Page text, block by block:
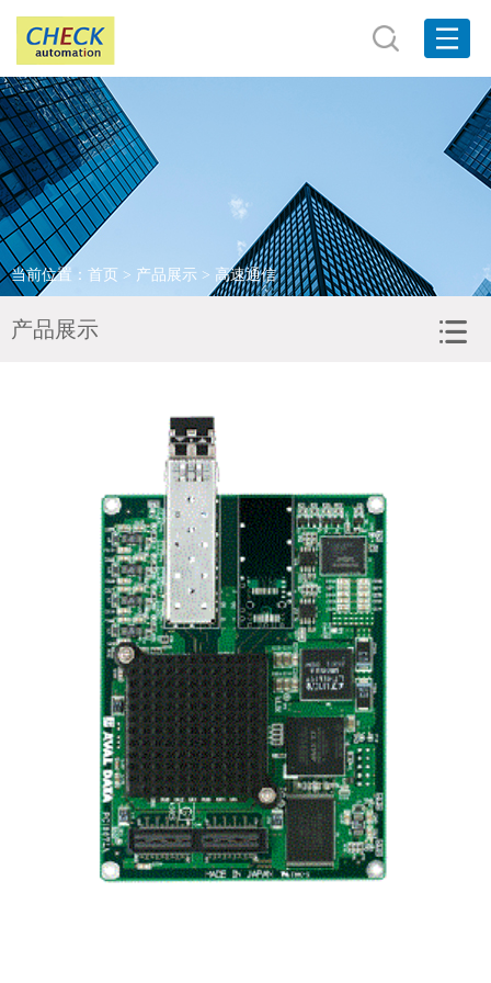
网站首页
关于我们
产品展示
品牌展示
当前位置： 首页 > 产品展示 > 高速通信
产品展示